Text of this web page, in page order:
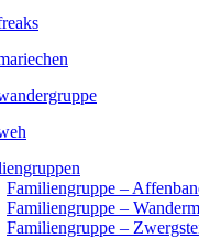
Familiengruppe –
Familiengruppe –
Familiengruppe –